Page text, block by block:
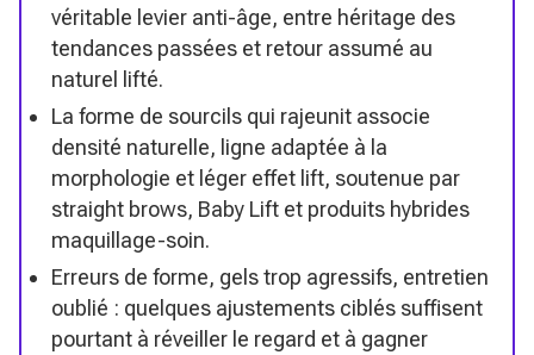
véritable levier anti-âge, entre héritage des
tendances passées et retour assumé au
naturel lifté.
La forme de sourcils qui rajeunit associe
densité naturelle, ligne adaptée à la
morphologie et léger effet lift, soutenue par
straight brows, Baby Lift et produits hybrides
maquillage-soin.
Erreurs de forme, gels trop agressifs, entretien
oublié : quelques ajustements ciblés suffisent
pourtant à réveiller le regard et à gagner